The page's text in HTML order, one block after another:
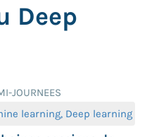
Deep
JOURNEES
learning, Deep learning